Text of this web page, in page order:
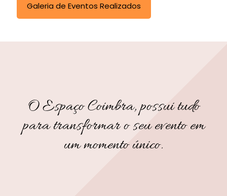
Galeria de Eventos Realizados
O Espaço Coimbra, possui tudo
para transformar o seu evento em
um momento único.